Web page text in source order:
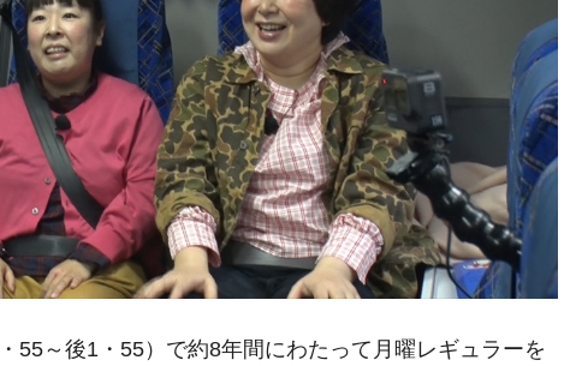
～後1・55）で約8年間にわたって月曜レギュラーを